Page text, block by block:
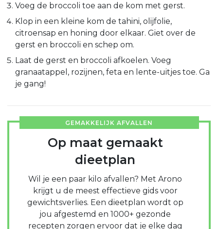
Voeg de broccoli toe aan de kom met gerst.
Klop in een kleine kom de tahini, olijfolie,
citroensap en honing door elkaar. Giet over de
gerst en broccoli en schep om.
Laat de gerst en broccoli afkoelen. Voeg
granaatappel, rozijnen, feta en lente-uitjes toe. Ga
je gang!
GEMAKKELIJK AFVALLEN
Op maat gemaakt
dieetplan
Wil je een paar kilo afvallen? Met Arono
krijgt u de meest effectieve gids voor
gewichtsverlies. Een dieetplan wordt op
jou afgestemd en 1000+ gezonde
recepten zorgen ervoor dat je elke dag